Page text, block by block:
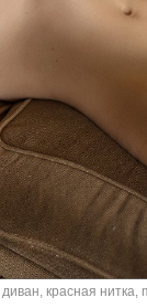
диван, красная нитка,